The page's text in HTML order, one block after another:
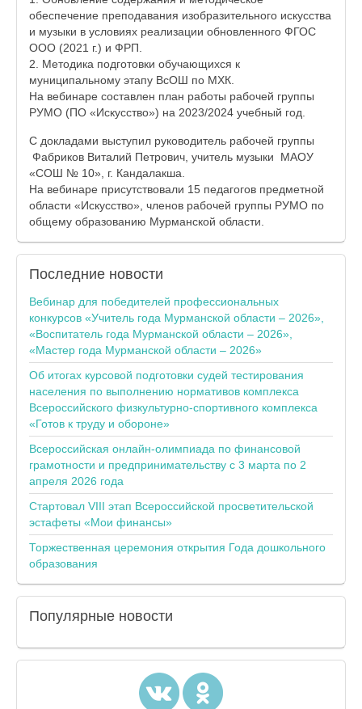
обеспечение преподавания изобразительного искусства
и музыки в условиях реализации обновленного ФГОС
ООО (2021 г.) и ФРП.
2. Методика подготовки обучающихся к
муниципальному этапу ВсОШ по МХК.
На вебинаре составлен план работы рабочей группы
РУМО (ПО «Искусство») на 2023/2024 учебный год.
С докладами выступил руководитель рабочей группы
Фабриков Виталий Петрович, учитель музыки МАОУ
«СОШ № 10», г. Кандалакша.
На вебинаре присутствовали 15 педагогов предметной
области «Искусство», членов рабочей группы РУМО по
общему образованию Мурманской области.
Последние новости
Вебинар для победителей профессиональных
конкурсов «Учитель года Мурманской области – 2026»,
«Воспитатель года Мурманской области – 2026»,
«Мастер года Мурманской области – 2026»
Об итогах курсовой подготовки судей тестирования
населения по выполнению нормативов комплекса
Всероссийского физкультурно-спортивного комплекса
«Готов к труду и обороне»
Всероссийская онлайн-олимпиада по финансовой
грамотности и предпринимательству с 3 марта по 2
апреля 2026 года
Стартовал VIII этап Всероссийской просветительской
эстафеты «Мои финансы»
Торжественная церемония открытия Года дошкольного
образования
Популярные новости